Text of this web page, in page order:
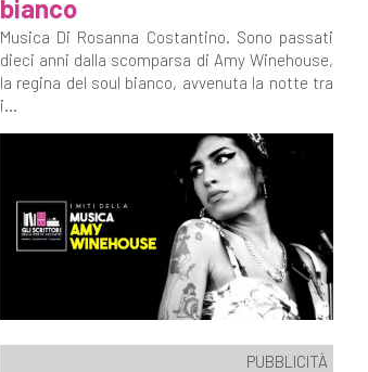
bianco
Musica Di Rosanna Costantino. Sono passati
dieci anni dalla scomparsa di Amy Winehouse,
la regina del soul bianco, avvenuta la notte tra
i...
PUBBLICITÀ